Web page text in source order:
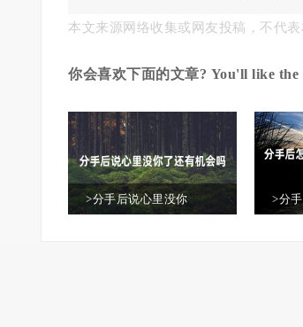
本文来源网络收集或网友投稿，不代
你会喜欢下面的文章? You'll like
>分手后说心里没你 >分